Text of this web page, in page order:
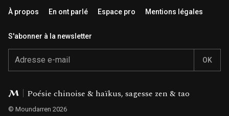
S'abonner à la newsletter
À propos En ont parlé Espace pro Mentions légales
Éditions Moundarren
Poésie chinoise & haïkus, sagesse zen & tao
© Moundarren 2026